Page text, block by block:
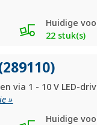
Huidige
22 stuk(s)
via 1 - 10 V LED-
»
Huidige